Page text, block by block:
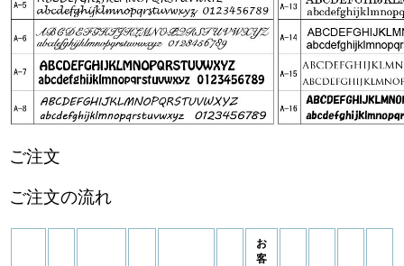
ご注文
ご注文の流れ
お
客